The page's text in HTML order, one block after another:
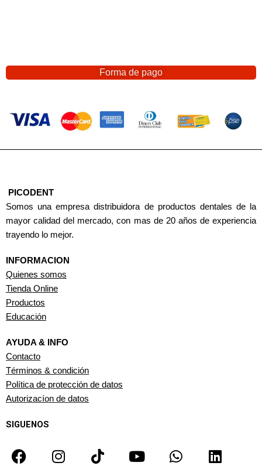
Forma de pago
PICODENT
Somos una empresa distribuidora de productos dentales de la
mayor calidad del mercado, con mas de 20 años de experiencia
trayendo lo mejor.
INFORMACION
Quienes somos
Tienda Online
Productos
Educación
AYUDA & INFO
Contacto
Términos & condición
Política de protección de datos
Autorizacíon de datos
SIGUENOS
F
I
T
Y
W
L